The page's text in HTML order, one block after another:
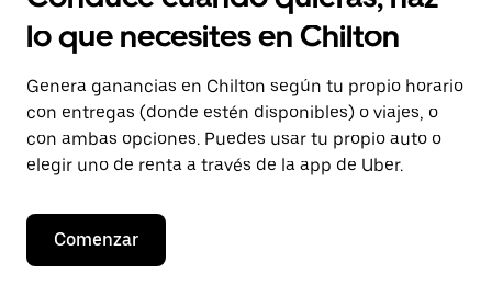
lo que necesites en Chilton
Genera ganancias en Chilton según tu propio horario
con entregas (donde estén disponibles) o viajes, o
con ambas opciones. Puedes usar tu propio auto o
elegir uno de renta a través de la app de Uber.
Comenzar